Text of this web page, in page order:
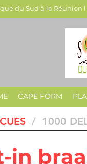
du Sud à la Réunion
CAPE FORM
/ 1000
in